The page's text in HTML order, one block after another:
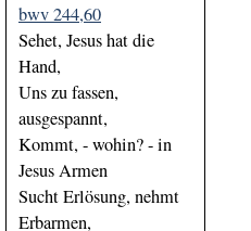
bwv 244,60
Sehet, Jesus hat die
Hand,
Uns zu fassen,
ausgespannt,
Kommt, - wohin? - in
Jesus Armen
Sucht Erlösung, nehmt
Erbarmen,